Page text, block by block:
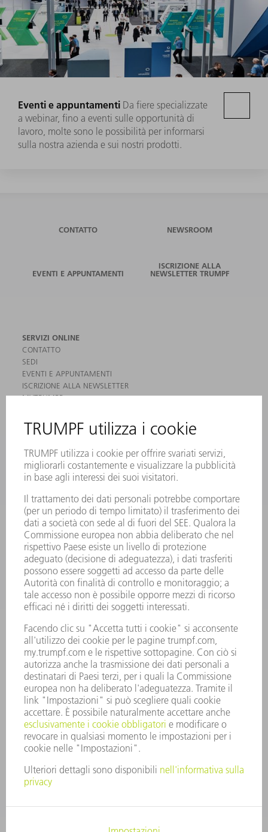
Eventi e appuntamenti Da fiere specializzate
a webinar, fino a eventi sulle opportunità di
lavoro, molte sono le possibilità per informarsi
sulla nostra azienda e sui nostri prodotti.
CONTATTO NEWSROOM
EVENTI E APPUNTAMENTI
ISCRIZIONE ALLA
NEWSLETTER TRUMPF
SERVIZI ONLINE
CONTATTO
SEDI
EVENTI E APPUNTAMENTI
ISCRIZIONE ALLA NEWSLETTER
MYTRUMPF
PRODOTTI
MACCHINE & SISTEMI
ELETTRONICA DI POTENZA
MACCHINE UTENSILI ELETTRICHE
SMART FACTORY
SOFTWARE
SERVICES
APPLICAZIONI
SETTORI
L'AZIENDA
CARRIERA
OFFERTE DI LAVORO
PROFILO DELL'AZIENDA
PRESIDENZA
RELAZIONE DI BILANCIO
PRINCIPI AZIENDALI
COMPLIANCE
SISTEMA DI WHISTLEBLOWING
SECURITY
COMUNICATI STAMPA
RIVISTE
SOSTENIBILITÀ
CLIMA E AMBIENTE
IMPEGNO SOCIALE E COMUNITARIO
GOVERNANCE AZIENDALE
COPYRIGHT E MARCHIO